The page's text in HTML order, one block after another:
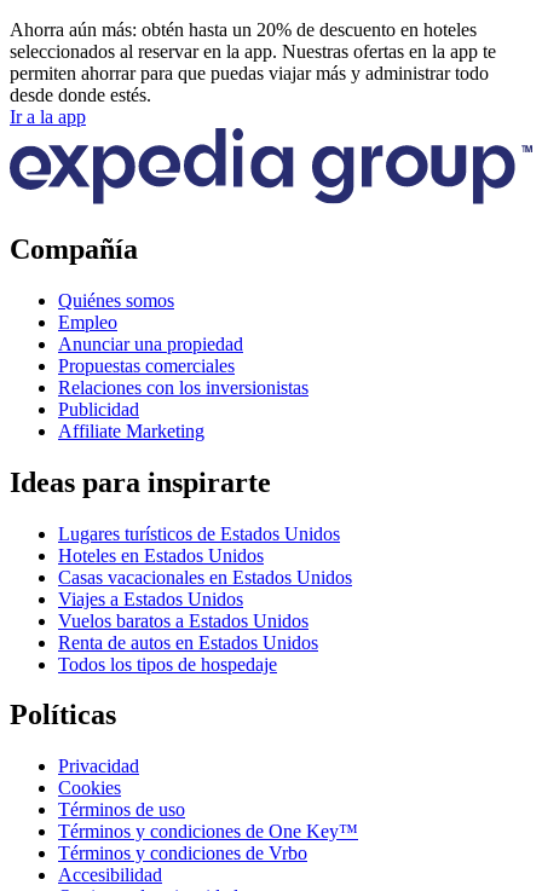
Ahorra aún más: obtén hasta un 20% de descuento en hoteles
seleccionados al reservar en la app. Nuestras ofertas en la app te
permiten ahorrar para que puedas viajar más y administrar todo
desde donde estés.
Ir a la app
Compañía
Quiénes somos
Empleo
Anunciar una propiedad
Propuestas comerciales
Relaciones con los inversionistas
Publicidad
Affiliate Marketing
Ideas para inspirarte
Lugares turísticos de Estados Unidos
Hoteles en Estados Unidos
Casas vacacionales en Estados Unidos
Viajes a Estados Unidos
Vuelos baratos a Estados Unidos
Renta de autos en Estados Unidos
Todos los tipos de hospedaje
Políticas
Privacidad
Cookies
Términos de uso
Términos y condiciones de One Key™
Términos y condiciones de Vrbo
Accesibilidad